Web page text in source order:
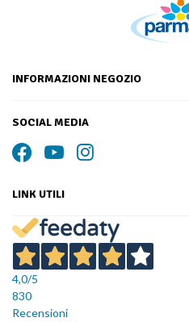
INFORMAZIONI NEGOZIO
SOCIAL MEDIA
LINK UTILI
4,0/5
830
Recensioni